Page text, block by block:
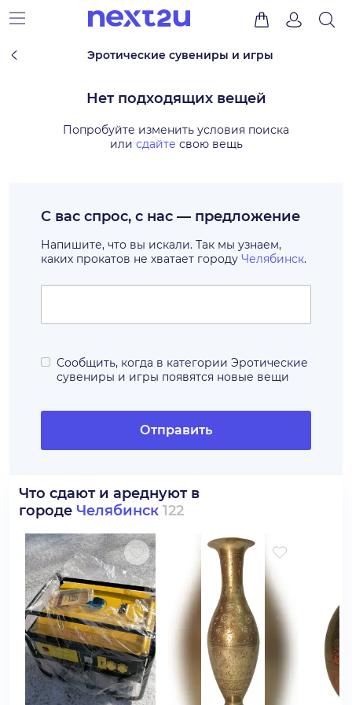
Эротические сувениры и игры
Нет подходящих вещей
Попробуйте изменить условия поиска
или сдайте свою вещь
С вас спрос, с нас — предложение
Напишите, что вы искали. Так мы узнаем,
каких прокатов не хватает городу Челябинск.
Сообщить, когда в категории Эротические
сувениры и игры появятся новые вещи
Отправить
Что сдают и ареднуют в
городе Челябинск 122